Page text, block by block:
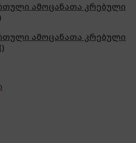
ამოცანათა კრებული
ამოცანათა კრებული